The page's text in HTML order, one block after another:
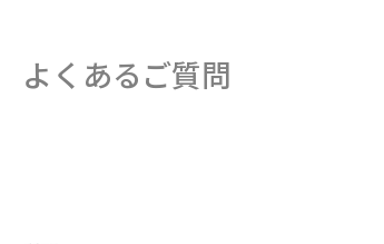
よくあるご質問